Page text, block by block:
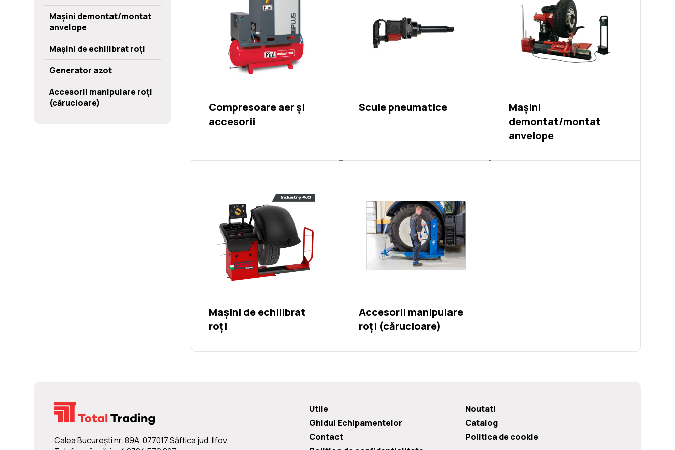
Mașini demontat/montat
anvelope
Mașini de echilibrat roți
Generator azot
Accesorii manipulare roți
(cărucioare)
Compresoare aer și
accesorii
Scule pneumatice
Mașini
demontat/montat
anvelope
Mașini de echilibrat
roți
Accesorii manipulare
roți (cărucioare)
Calea Bucureşti nr. 89A, 077017 Săftica jud. Ilfov
Utile
Noutati
Ghidul Echipamentelor
Catalog
Contact
Politica de cookie